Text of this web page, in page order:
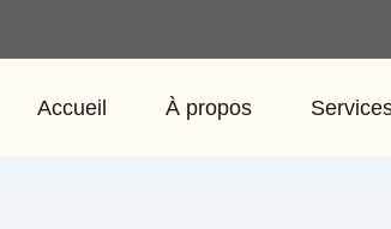
Accueil À propos